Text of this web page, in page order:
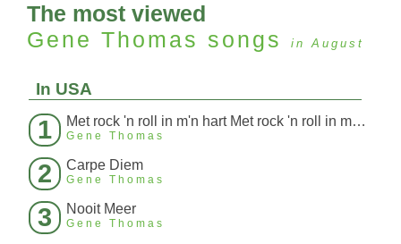
The most viewed
Gene Thomas songs in August
In USA
1 Met rock 'n roll in m'n hart Met rock 'n roll in m'n hart
Gene Thomas
2 Carpe Diem
Gene Thomas
3 Nooit Meer
Gene Thomas